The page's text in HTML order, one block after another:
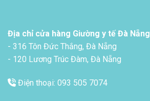
Địa chỉ cửa hàng Giường y tế Đà Nẵng
- 316 Tôn Đức Thắng, Đà Nẵng
- 120 Lương Trúc Đàm, Đà Nẵng
Điện thoại: 093 505 7074